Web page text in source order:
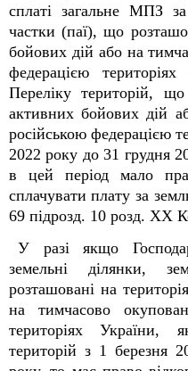
сплаті загальне МПЗ за
частки (паї), що
бойових дій або на
федерацією
Переліку територій,
активних бойових дій
російською федерацією
2022 року до 31 грудня
в цей період мало
сплачувати плату за
69 підрозд. 10 розд. XX
У разі якщо
земельні ділянки,
розташовані на
на тимчасово
територіях України,
територій з 1 березня